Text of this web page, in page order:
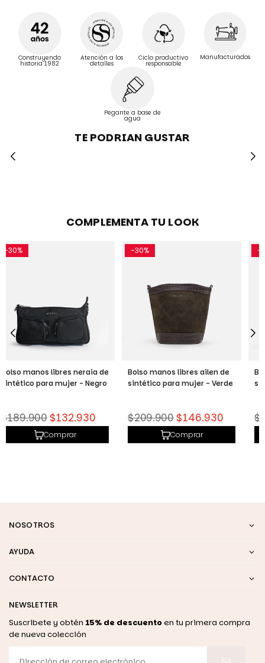
Construyendo
historia 1982
Atención a los
detalles
Ciclo productivo
responsable
Manufacturados
Pegante a base de
agua
TE PODRIAN GUSTAR
COMPLEMENTA TU LOOK
-30%
Bolso manos libres ailen de
sintético para mujer - Verde
Precio
habitual
$209.900$146.930
Comprar
-30%
Bolso manos libres ailen de
sintético para mujer - Negro
Precio
habitual
$209.900$146.930
Comprar
NOSOTROS
AYUDA
CONTACTO
NEWSLETTER
Suscribete y obtén 15% de descuentoen tu primera compra
de nueva colección